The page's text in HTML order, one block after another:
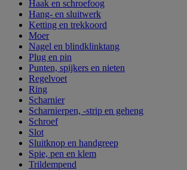
Haak en schroefoog
Hang- en sluitwerk
Ketting en trekkoord
Moer
Nagel en blindklinktang
Plug en pin
Punten, spijkers en nieten
Regelvoet
Ring
Scharnier
Scharnierpen, -strip en geheng
Schroef
Slot
Sluitknop en handgreep
Spie, pen en klem
Trildempend